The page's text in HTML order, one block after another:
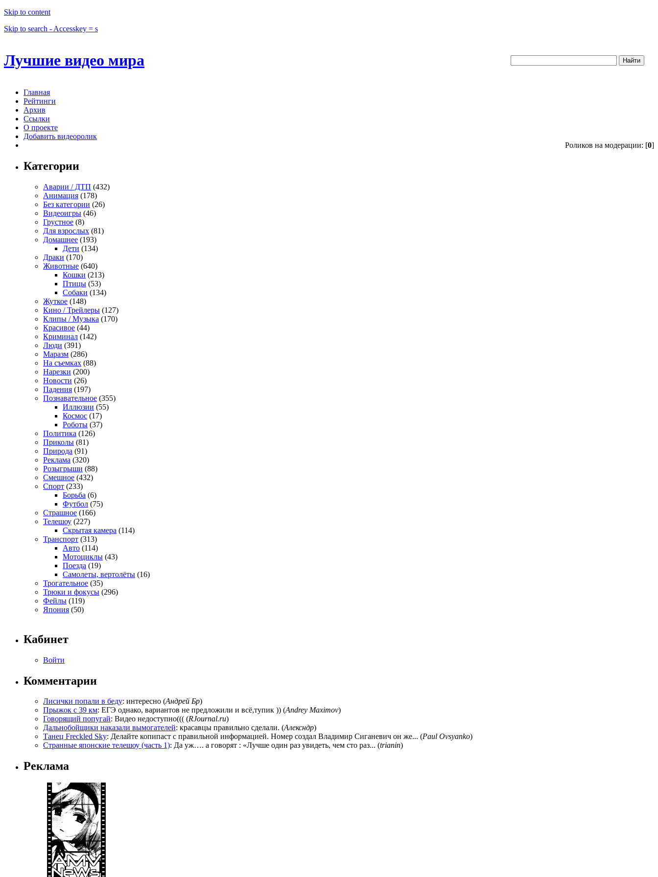
Skip to content
Skip to search - Accesskey = s
Лучшие видео мира
Главная
Рейтинги
Архив
Ссылки
О проекте
Добавить видеоролик
Роликов на модерации: [0]
Категории
Аварии / ДТП (432)
Анимация (178)
Без категории (26)
Видеоигры (46)
Грустное (8)
Для взрослых (81)
Домашнее (193)
Дети (134)
Драки (170)
Животные (640)
Кошки (213)
Птицы (53)
Собаки (134)
Жуткое (148)
Кино / Трейлеры (127)
Клипы / Музыка (170)
Красивое (44)
Криминал (142)
Люди (391)
Маразм (286)
На съемках (88)
Нарезки (200)
Новости (26)
Падения (197)
Познавательное (355)
Иллюзии (55)
Космос (17)
Роботы (37)
Политика (126)
Приколы (81)
Природа (91)
Реклама (320)
Розыгрыши (88)
Смешное (432)
Спорт (233)
Борьба (6)
Футбол (75)
Страшное (166)
Телешоу (227)
Скрытая камера (114)
Транспорт (313)
Авто (114)
Мотоциклы (43)
Поезда (19)
Самолеты, вертолёты (16)
Трогательное (35)
Трюки и фокусы (296)
Фейлы (119)
Япония (50)
Кабинет
Войти
Комментарии
Лисички попали в беду: интересно (Андрей Бр)
Прыжок с 39 км: ЕГЭ однако, вариантов не предложили и всё,тупик )) (Andrey Maximov)
Говорящий попугай: Видео недоступно((( (RJournal.ru)
Дальнобойщики наказали вымогателей: красавцы правильно сделали. (Алексндр)
Танец Freckled Sky: Делайте копипаст с правильной информацией. Номер создал Владимир Сиганевич он же... (Paul Ovsyanko)
Странные японские телешоу (часть 1): Да уж…. а говорят : «Лучше один раз увидеть, чем сто раз... (trianin)
Реклама